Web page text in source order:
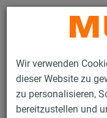
Wir verwenden
dieser Website zu
zu personalisieren,
bereitzustellen und